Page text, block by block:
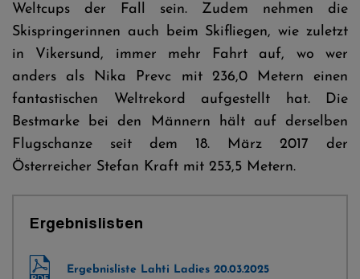
Weltcups der Fall sein. Zudem nehmen die
Skispringerinnen auch beim Skifliegen, wie zuletzt
in Vikersund, immer mehr Fahrt auf, wo wer
anders als Nika Prevc mit 236,0 Metern einen
fantastischen Weltrekord aufgestellt hat. Die
Bestmarke bei den Männern hält auf derselben
Flugschanze seit dem 18. März 2017 der
Österreicher Stefan Kraft mit 253,5 Metern.
Ergebnislisten
Ergebnisliste Lahti Ladies 20.03.2025